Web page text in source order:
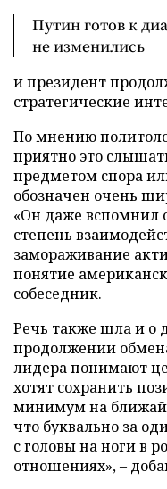
Путин готов к
не изменились
и президент
стратегические
По мнению
приятно это
предметом спора
обозначен очень
«Он даже вспомнил
степень
замораживание
понятие
собеседник.
Речь также шла и о
продолжении
лидера понимают
хотят сохранить
минимум на
что буквально за
с головы на ноги в
отношениях», –